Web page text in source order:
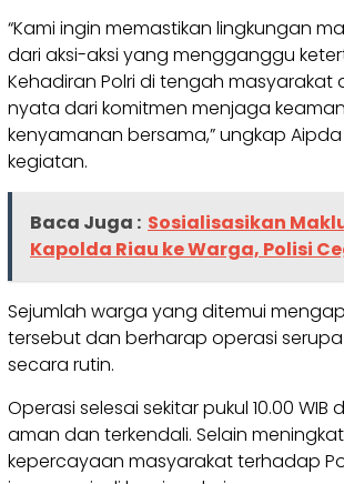
“Kami ingin memastikan lingkungan
dari aksi-aksi yang mengganggu
Kehadiran Polri di tengah masyarakat
nyata dari komitmen menjaga
kenyamanan bersama,” ungkap
kegiatan.
Baca Juga : Sosialisasikan
Kapolda Riau ke Warga, Polisi
Sejumlah warga yang ditemui
tersebut dan berharap operasi
secara rutin.
Operasi selesai sekitar pukul 10.00
aman dan terkendali. Selain
kepercayaan masyarakat terhadap